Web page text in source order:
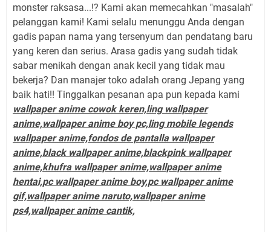
monster raksasa...!? Kami akan memecahkan "masalah"
pelanggan kami! Kami selalu menunggu Anda dengan
gadis papan nama yang tersenyum dan pendatang baru
yang keren dan serius. Arasa gadis yang sudah tidak
sabar menikah dengan anak kecil yang tidak mau
bekerja? Dan manajer toko adalah orang Jepang yang
baik hati!! Tinggalkan pesanan apa pun kepada kami
wallpaper anime cowok keren,ling wallpaper
anime,wallpaper anime boy pc,ling mobile legends
wallpaper anime,fondos de pantalla wallpaper
anime,black wallpaper anime,blackpink wallpaper
anime,khufra wallpaper anime,wallpaper anime
hentai,pc wallpaper anime boy,pc wallpaper anime
gif,wallpaper anime naruto,wallpaper anime
ps4,wallpaper anime cantik,